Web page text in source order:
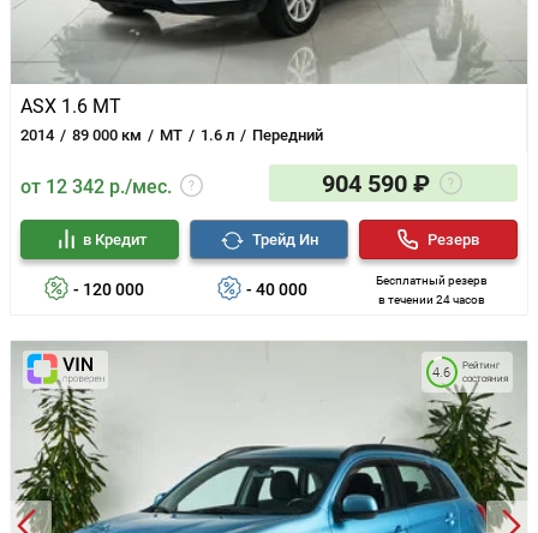
ASX 1.6 MT
2014 89 000 км MT 1.6 л Передний
от 12 342 р./мес. 904 590 ₽
- 120 000
в Кредит
- 40 000
Трейд Ин
Бесплатный резерв
в течении 24 часов
Резерв
Рейтинг
состояния
4.6